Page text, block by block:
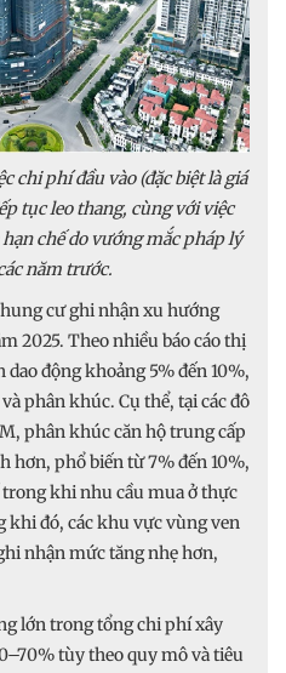
chi phí đầu vào (đặc biệt là giá
tục leo thang, cùng với việc
chế do vướng mắc pháp lý
năm trước.
cư ghi nhận xu hướng
2025. Theo nhiều báo cáo thị
động khoảng 5% đến 10%,
phân khúc. Cụ thể, tại các đô
phân khúc căn hộ trung cấp
hơn, phổ biến từ 7% đến 10%,
khi nhu cầu mua ở thực
khi đó, các khu vực vùng ven
nhận mức tăng nhẹ hơn,
lớn trong tổng chi phí xây
tùy theo quy mô và tiêu